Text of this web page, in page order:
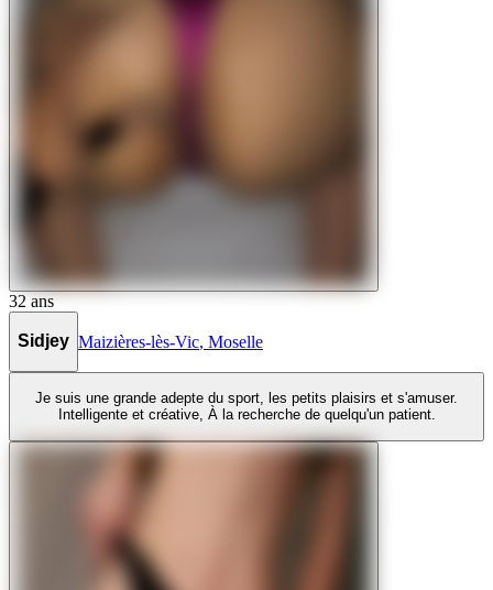
32 ans
Sidjey Maizières-lès-Vic Moselle
Je suis une grande adepte du sport, les petits plaisirs et s'amuser.
Intelligente et créative, À la recherche de quelqu'un patient.